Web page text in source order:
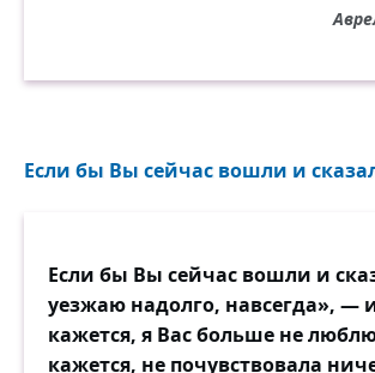
Если бы Вы сейчас вошли и
Если бы Вы сейчас вошли и
уезжаю надолго, навсегда», —
кажется, я Вас больше не
кажется, не почувствовала